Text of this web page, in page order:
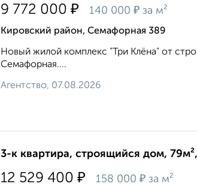
9 772 000 ₽ 140 000 ₽ за м²
Кировский район, Семафорная 389
Новый жилой комплекс "Три Клёна" от
Семафорная....
Агентство, 07.08.2026
3-к квартира, строящийся дом,
12 529 400 ₽ 158 000 ₽ за м²